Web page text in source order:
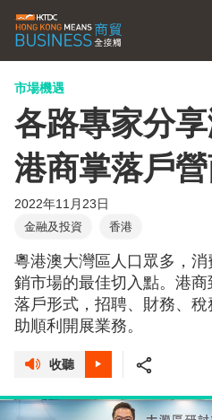
市場機遇
各路專家分
港商掌落戶
2022年11月23日
金融及投資 香港
粵港澳大灣區人口眾多，
銷市場的最佳切入點。港
落戶形式，招聘、財務、
助順利開展業務。
收聽